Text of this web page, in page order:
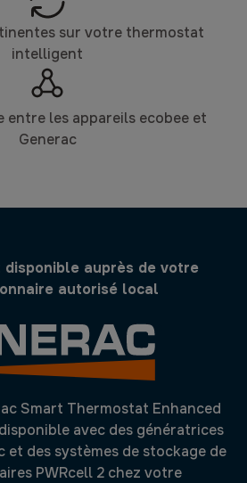
sur votre thermostat
intelligent
entre les appareils ecobee et
Generac
disponible auprès de votre
autorisé local
Smart Thermostat Enhanced
avec des génératrices
et des systèmes de stockage de
PWRcell 2 chez votre